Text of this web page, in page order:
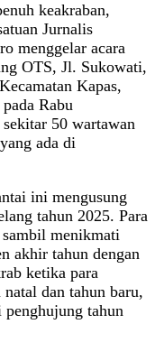
keakraban,
Jurnalis
menggelar acara
OTS, Jl. Sukowati,
Kapas,
Rabu
50 wartawan
ada di
ini mengusung
tahun 2025. Para
menikmati
akhir tahun dengan
ketika para
dan tahun baru,
penghujung tahun